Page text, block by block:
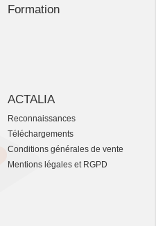
Formation
ACTALIA
Reconnaissances
Téléchargements
Conditions générales de vente
Mentions légales et RGPD